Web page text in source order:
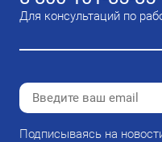
Для консультаций по
Подписываясь на